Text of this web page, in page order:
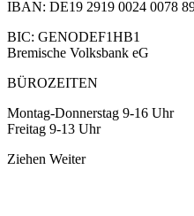
IBAN: DE19 2919 0024 0078
BIC: GENODEF1HB1
Bremische Volksbank eG
BÜROZEITEN
Montag-Donnerstag 9-16 Uhr
Freitag 9-13 Uhr
Ziehen Weiter